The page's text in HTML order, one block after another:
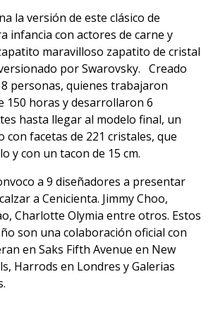
la versión de este clásico de
infancia con actores de carne y
maravilloso zapatito de cristal
por Swarovsky. Creado
personas, quienes trabajaron
150 horas y desarrollaron 6
hasta llegar al modelo final, un
con facetas de 221 cristales, que
y con un tacon de 15 cm.
a 9 diseñadores a presentar
a Cenicienta. Jimmy Choo,
Charlotte Olymia entre otros. Estos
son una colaboración oficial con
en Saks Fifth Avenue en New
Harrods en Londres y Galerias